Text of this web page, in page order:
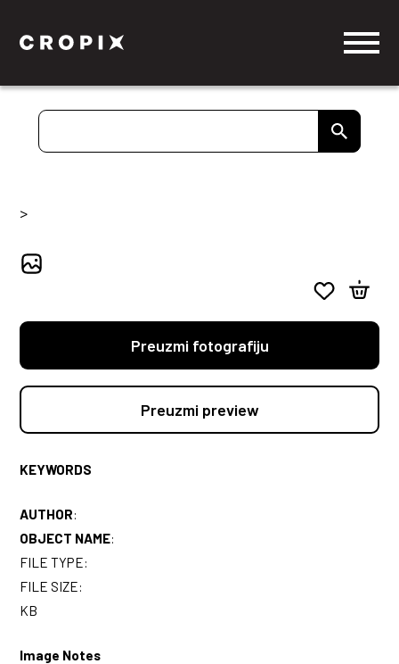
>
Preuzmi fotografiju
Preuzmi preview
KEYWORDS
AUTHOR:
OBJECT NAME:
FILE TYPE:
FILE SIZE:
KB
Image Notes